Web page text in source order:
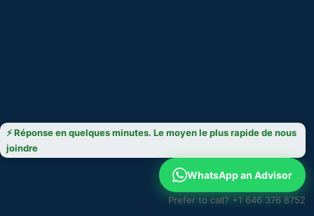
⚡ Réponse en quelques minutes. Le moyen le plus rapide de nous
joindre
WhatsApp an Advisor
Prefer to call? +1 646 376 8752